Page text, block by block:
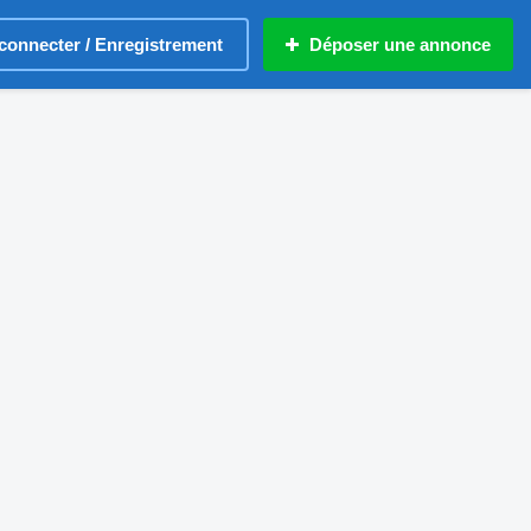
/ Enregistrement Déposer une annonce